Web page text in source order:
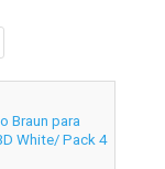
Braun para
White/ Pack 4